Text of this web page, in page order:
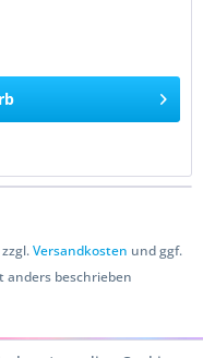
Versandkosten und ggf.
beschrieben